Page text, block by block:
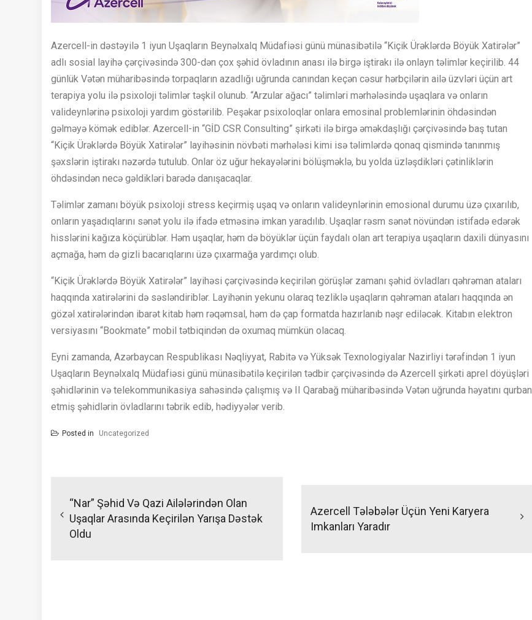
Azercell-in dəstəyilə 1 iyun Uşaqların Beynəlxalq Müdafiəsi günü münasibətilə “Kiçik Ürəklərdə Böyük Xatirələr”
adlı sosial layihə çərçivəsində 300-dən çox şəhid övladının anası ilə birgə iştirakı ilə onlayn təlimlər keçirilib. 44
günlük Vətən müharibəsində torpaqların azadlığı uğrunda canından keçən cəsur hərbçilərin ailə üzvləri üçün art
terapiya yolu ilə psixoloji təlimlər təşkil olunub. “Arzular ağacı” təlimləri mərhələsində uşaqlara və onların
valideynlərinə psixoloji yardım göstərilib. Peşəkar psixoloqlar onlara emosinal problemlərinin öhdəsindən
gəlməyə kömək ediblər. Azercell-in “GİD CSR Consulting” şirkəti ilə birgə əməkdaşlığı çərçivəsində baş tutan
“Kiçik Ürəklərdə Böyük Xatirələr” layihəsinin növbəti mərhələsi kimi isə təlimlərdə qonaq qismində tanınmış
şəxslərin iştirakı nəzərdə tutulub. Onlar öz uğur hekayələrini bölüşməklə, bu yolda üzləşdikləri çətinliklərin
öhdəsindən necə gəldikləri barədə danışacaqlar.
Təlimlər zamanı böyük psixoloji stress keçirmiş uşaq və onların valideynlərinin emosional durumu üzə çıxarılıb,
onların yaşadıqlarını sənət yolu ilə ifadə etməsinə imkan yaradılıb. Uşaqlar rəsm sənət növündən istifadə edərək
hisslərini kağıza köçürüblər. Həm uşaqlar, həm də böyüklər üçün faydalı olan art terapiya uşaqların daxili dünyasını
açmağa, həm də gizli bacarıqlarını üzə çıxarmağa yardımçı olub.
“Kiçik Ürəklərdə Böyük Xatirələr” layihəsi çərçivəsində keçirilən görüşlər zamanı şəhid övladları qəhrəman ataları
haqqında xatirələrini də səsləndiriblər. Layihənin yekunu olaraq tezliklə uşaqların qəhrəman ataları haqqında ən
gözəl xatirələrindən ibarət kitab həm rəqəmsal, həm də çap formatda hazırlanıb nəşr ediləcək. Kitabın elektron
versiyasını “Bookmate” mobil tətbiqindən də oxumaq mümkün olacaq.
Eyni zamanda, Azərbaycan Respublikası Nəqliyyat, Rabitə və Yüksək Texnologiyalar Nazirliyi tərəfindən 1 iyun
Uşaqların Beynəlxalq Müdafiəsi günü münasibətilə keçirilən tədbir çərçivəsində də Azercell şirkəti aprel döyüşləri
şəhidlərinin və telekommunikasiya sahəsində çalışmış və II Qarabağ müharibəsində Vətən uğrunda həyatını qurban
etmiş şəhidlərin övladlarını təbrik edib, hədiyyələr verib.
Posted in Uncategorized
naviqasiyası
“Nar” Şəhid Və Qazi Ailələrindən Olan
Uşaqlar Arasında Keçirilən Yarışa Dəstək
Oldu
Azercell Tələbələr Üçün Yeni Karyera
Imkanları Yaradır